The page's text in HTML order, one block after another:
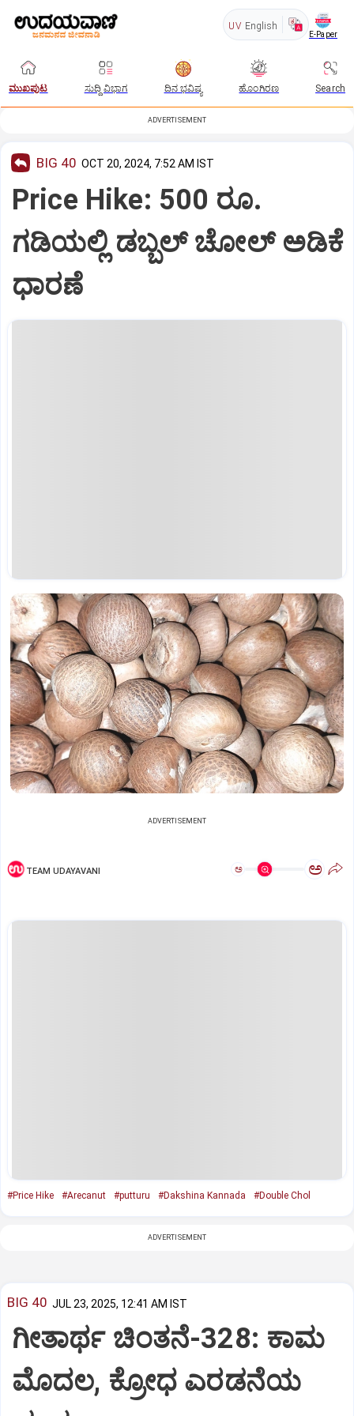
UV English
E-Paper
ಮುಖಪುಟ ಸುದ್ದಿ ವಿಭಾಗ ದಿನ ಭವಿಷ್ಯ ಹೊಂಗಿರಣ Search
ADVERTISEMENT
BIG 40 OCT 20, 2024, 7:52 AM IST
Price Hike: 500 ರೂ.
ಗಡಿಯಲ್ಲಿ ಡಬ್ಬಲ್‌ ಚೋಲ್‌ ಅಡಿಕೆ
ಧಾರಣೆ
ADVERTISEMENT
TEAM UDAYAVANI ಅ ಅ
#Price Hike #Arecanut #putturu #Dakshina Kannada #Double Chol
ADVERTISEMENT
BIG 40 JUL 23, 2025, 12:41 AM IST
ಗೀತಾರ್ಥ ಚಿಂತನೆ-328: ಕಾಮ
ಮೊದಲ, ಕ್ರೋಧ ಎರಡನೆಯ